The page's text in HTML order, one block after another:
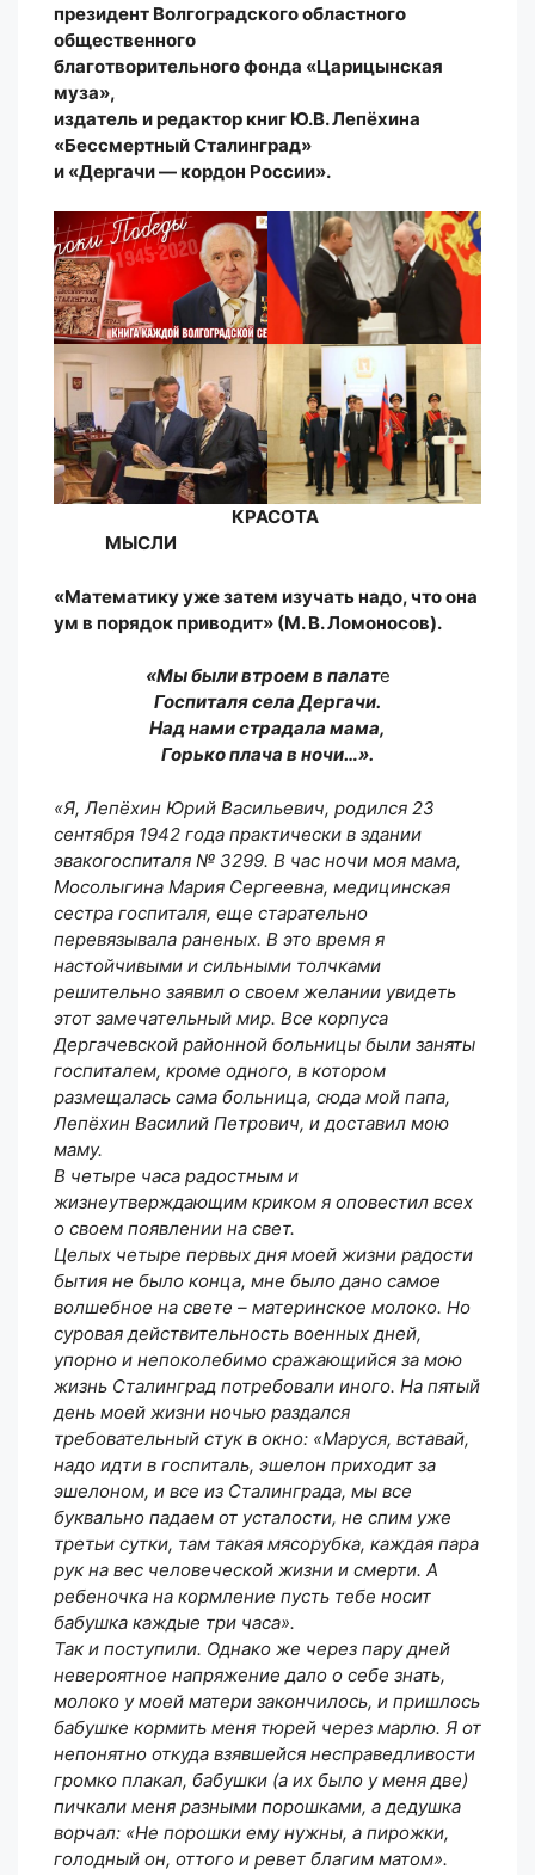
президент Волгоградского областного
общественного
благотворительного фонда «Царицынская
муза»,
издатель и редактор книг Ю.В. Лепёхина
«Бессмертный Сталинград»
и «Дергачи — кордон России».
КРАСОТА
МЫСЛИ
«Математику уже затем изучать надо, что она
ум в порядок приводит» (М. В. Ломоносов).
«Мы были втроем в палате
Госпиталя села Дергачи.
Над нами страдала мама,
Горько плача в ночи…».
«Я, Лепёхин Юрий Васильевич, родился 23
сентября 1942 года практически в здании
эвакогоспиталя № 3299. В час ночи моя мама,
Мосолыгина Мария Сергеевна, медицинская
сестра госпиталя, еще старательно
перевязывала раненых. В это время я
настойчивыми и сильными толчками
решительно заявил о своем желании увидеть
этот замечательный мир. Все корпуса
Дергачевской районной больницы были заняты
госпиталем, кроме одного, в котором
размещалась сама больница, сюда мой папа,
Лепёхин Василий Петрович, и доставил мою
маму.
В четыре часа радостным и
жизнеутверждающим криком я оповестил всех
о своем появлении на свет.
Целых четыре первых дня моей жизни радости
бытия не было конца, мне было дано самое
волшебное на свете – материнское молоко. Но
суровая действительность военных дней,
упорно и непоколебимо сражающийся за мою
жизнь Сталинград потребовали иного. На пятый
день моей жизни ночью раздался
требовательный стук в окно: «Маруся, вставай,
надо идти в госпиталь, эшелон приходит за
эшелоном, и все из Сталинграда, мы все
буквально падаем от усталости, не спим уже
третьи сутки, там такая мясорубка, каждая пара
рук на вес человеческой жизни и смерти. А
ребеночка на кормление пусть тебе носит
бабушка каждые три часа».
Так и поступили. Однако же через пару дней
невероятное напряжение дало о себе знать,
молоко у моей матери закончилось, и пришлось
бабушке кормить меня тюрей через марлю. Я от
непонятно откуда взявшейся несправедливости
громко плакал, бабушки (а их было у меня две)
пичкали меня разными порошками, а дедушка
ворчал: «Не порошки ему нужны, а пирожки,
голодный он, оттого и ревет благим матом».